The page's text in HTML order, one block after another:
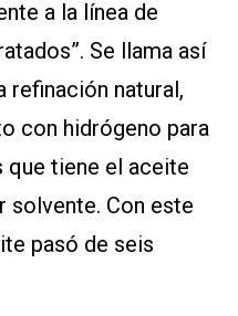
a la línea de
Se llama así
refinación natural,
con hidrógeno para
tiene el aceite
solvente. Con este
pasó de seis